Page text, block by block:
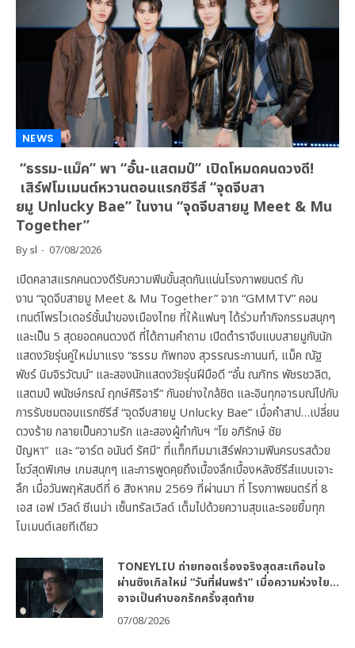
NEWS
“ธรรม-แม็ค” พา “อั๋น-แสตมป์” เปิดโหมดคนดวงดี!
เสิร์ฟโมเมนต์หวานตอนแรกซีรีส์ “จุดจีบสา
ยมู Unlucky Bae” ในงาน “จุดจีบสายมู Meet & Mu
Together”
Bysl 07/08/2026
เปิดคลาสแรกคนดวงดีรับความฟินขั้นสุดกันแน่นโรงภาพยนตร์ กับ
งาน “จุดจีบสายมู Meet & Mu Together” จาก “GMMTV” คอน
เทนต์โพรไวเดอร์ชั้นนำของเมืองไทย ที่ให้แฟนๆ ได้ร่วมทำกิจกรรมสนุกๆ
และเป็น 5 สุดยอดคนดวงดี ที่ได้ถามคำถาม เปิดตำราจีบแบบสายมูกับนัก
แสดงวัยรุ่นคู่ใหม่มาแรง “ธรรม ทัพทอง สุวรรณระกานนท์, แม็ค ณัฐ
พัชร์ นิมจิรวัฒน์” และสองนักแสดงวัยรุ่นฝีมือดี “อั๋น ณภัทร พัชรชวลิต,
แสตมป์ พนัชษ์กรณ์ ฤกษ์ศิริอารี” กันอย่างใกล้ชิด และอินทุกอารมณ์ไปกับ
การรับชมตอนแรกซีรีส์ “จุดจีบสายมู Unlucky Bae” เมื่อคำสาป…เปลี่ยน
ดวงร้าย กลายเป็นความรัก และสองผู้กำกับฯ “โย อภิรักษ์ ชัย
ปัญหา” และ “อาร์ต อนันต์ รัศมี” ที่แท็กทีมมาเสิร์ฟความฟินครบรสด้วย
โชว์สุดพิเศษ เกมสนุกๆ และการพูดคุยถึงเบื้องลึกเบื้องหลังซีรีส์แบบเจาะ
ลึก เมื่อวันพฤหัสบดีที่ 6 สิงหาคม 2569 ที่ผ่านมา ที่ โรงภาพยนตร์ที่ 8
เอส เอฟ เวิลด์ ซีเนม่า เซ็นทรัลเวิลด์ เต็มไปด้วยความสุขและรอยยิ้มทุก
โมเมนต์เลยทีเดียว
TONEYLIU ถ่ายทอดเรื่องจริงสุดสะเทือนใจ
ผ่านซิงเกิลใหม่ “วันที่ฝนพรำ” เมื่อความห่วงใย…
อาจเป็นคำบอกรักครั้งสุดท้าย
07/08/2026